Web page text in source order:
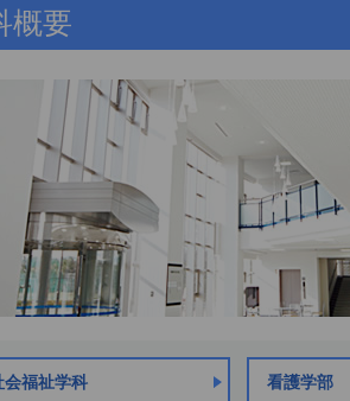
概要
福祉学科 看護学部